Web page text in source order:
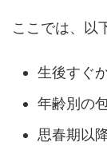
ここでは、以
生後すぐ
年齢別の
思春期以